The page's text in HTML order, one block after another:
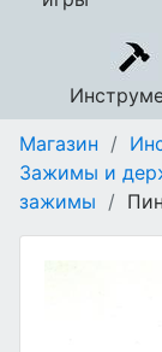
Магазин /
Зажимы и
зажимы /